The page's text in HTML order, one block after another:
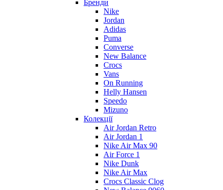
Бренди
Nike
Jordan
Adidas
Puma
Converse
New Balance
Crocs
Vans
On Running
Helly Hansen
Speedo
Mizuno
Колекції
Air Jordan Retro
Air Jordan 1
Nike Air Max 90
Air Force 1
Nike Dunk
Nike Air Max
Crocs Classic Clog